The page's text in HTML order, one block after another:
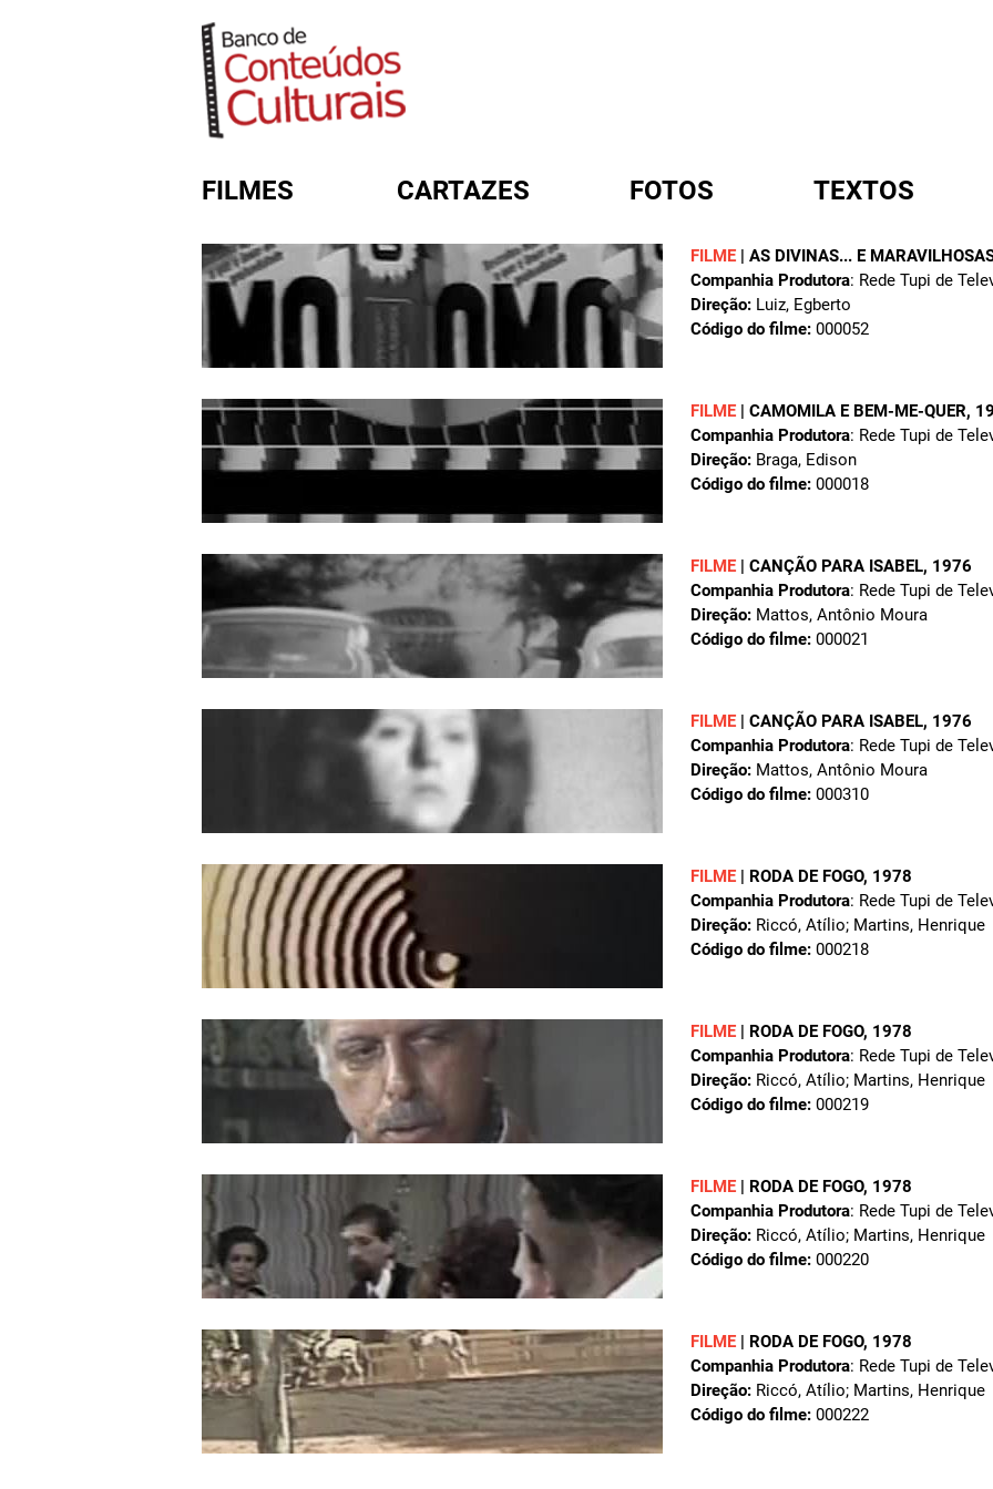
FILMES CARTAZES FOTOS TEXTOS
FILME | AS DIVINAS... E
Companhia Produtora: Rede Tupi de
Direção: Luiz, Egberto
Código do filme: 000052
FILME | CAMOMILA E BEM-ME-QUER,
Companhia Produtora: Rede Tupi de
Direção: Braga, Edison
Código do filme: 000018
FILME | CANÇÃO PARA ISABEL, 1976
Companhia Produtora: Rede Tupi de
Direção: Mattos, Antônio Moura
Código do filme: 000021
FILME | CANÇÃO PARA ISABEL, 1976
Companhia Produtora: Rede Tupi de
Direção: Mattos, Antônio Moura
Código do filme: 000310
FILME | RODA DE FOGO, 1978
Companhia Produtora: Rede Tupi de
Direção: Riccó, Atílio; Martins, Henrique
Código do filme: 000218
FILME | RODA DE FOGO, 1978
Companhia Produtora: Rede Tupi de
Direção: Riccó, Atílio; Martins, Henrique
Código do filme: 000219
FILME | RODA DE FOGO, 1978
Companhia Produtora: Rede Tupi de
Direção: Riccó, Atílio; Martins, Henrique
Código do filme: 000220
FILME | RODA DE FOGO, 1978
Companhia Produtora: Rede Tupi de
Direção: Riccó, Atílio; Martins, Henrique
Código do filme: 000222
FORMULÁRIO DE BUSCA